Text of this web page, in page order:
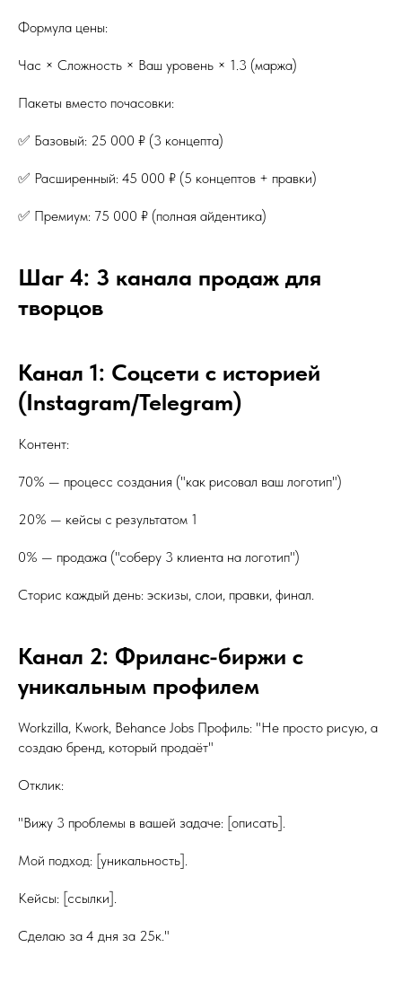
Формула цены:
Час × Сложность × Ваш уровень × 1.3 (маржа)
Пакеты вместо почасовки:
✅ Базовый: 25 000 ₽ (3 концепта)
✅ Расширенный: 45 000 ₽ (5 концептов + правки)
✅ Премиум: 75 000 ₽ (полная айдентика)
Шаг 4: 3 канала продаж для
творцов
Канал 1: Соцсети с историей
(Instagram/Telegram)
Контент:
70% — процесс создания ("как рисовал ваш логотип")
20% — кейсы с результатом 1
0% — продажа ("соберу 3 клиента на логотип")
Сторис каждый день: эскизы, слои, правки, финал.
Канал 2: Фриланс-биржи с
уникальным профилем
Workzilla, Kwork, Behance Jobs Профиль: "Не просто рисую, а
создаю бренд, который продаёт"
Отклик:
"Вижу 3 проблемы в вашей задаче: [описать].
Мой подход: [уникальность].
Кейсы: [ссылки].
Сделаю за 4 дня за 25к."